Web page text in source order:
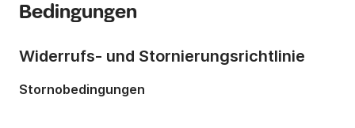
Anzahl Plätze an Bord:
Bedingungen
Widerrufs- und Stornierungsrichtlinie
Stornobedingungen